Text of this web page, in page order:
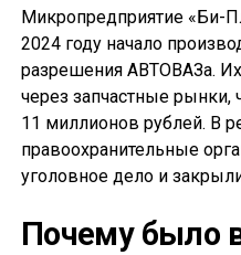
Микропредприятие «Би-
2024 году начало
разрешения АВТОВАЗа.
через запчастные рынки,
11 миллионов рублей. В
правоохранительные
уголовное дело и
Почему было